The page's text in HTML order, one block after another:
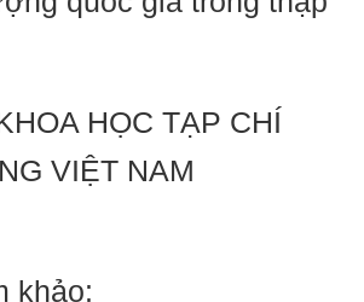
HỌC TẠP CHÍ
VIỆT NAM
khảo: